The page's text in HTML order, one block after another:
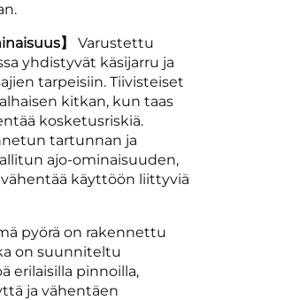
】 Varustettu
yhdistyvät käsijarru ja
tarpeisiin. Tiivisteiset
kitkan, kun taas
kosketusriskiä.
tartunnan ja
ajo-ominaisuuden,
käyttöön liittyviä
pyörä on rakennettu
on suunniteltu
erilaisilla pinnoilla,
ja vähentäen